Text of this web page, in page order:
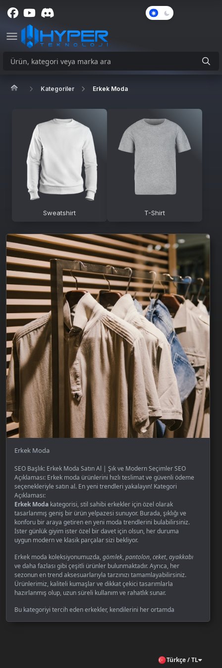
Kategoriler Erkek Moda
Sweatshirt T-Shirt
Erkek Moda
SEO Başlık: Erkek Moda Satın Al | Şık ve Modern Seçimler SEO
Açıklaması: Erkek moda ürünlerini hızlı teslimat ve güvenli ödeme
seçenekleriyle satın al. En yeni trendleri yakalayın! Kategori
Açıklaması:
Erkek Moda kategorisi, stil sahibi erkekler için özel olarak
tasarlanmış geniş bir ürün yelpazesi sunuyor. Burada, şıklığı ve
konforu bir araya getiren en yeni moda trendlerini bulabilirsiniz.
İster günlük giyim ister özel bir davet için olsun, her duruma
uygun modern ve klasik parçalar sizi bekliyor.
Erkek moda koleksiyonumuzda, gömlek, pantolon, ceket, ayakkabı
ve daha fazlası gibi çeşitli ürünler bulunmaktadır. Ayrıca, her
sezonun en trend aksesuarlarıyla tarzınızı tamamlayabilirsiniz.
Ürünlerimiz, kaliteli kumaşlar ve dikkat çekici tasarımlarla
hazırlanmış olup, uzun süreli kullanım ve rahatlık sunar.
Bu kategoriyi tercih eden erkekler, kendilerini her ortamda
sürecinin avantajları ile de alışverişTürkçe / TL